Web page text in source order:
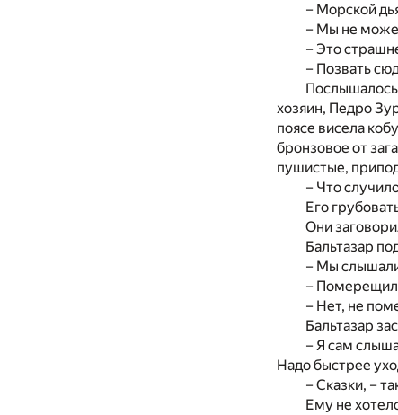
– Морской
– Мы не
– Это
– Позвать
Послышалось
хозяин, Педро
поясе висела
бронзовое от
пушистые,
– Что
Его
Они
Бальтазар
– Мы
–
– Нет, не
Бальтазар
– Я сам
Надо быстрее
– Сказки, –
Ему не